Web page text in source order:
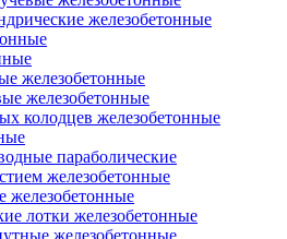
железобетонные
железобетонные
железобетонные
колодцев железобетонные
параболические
железобетонные
железобетонные
лотки железобетонные
железобетонные